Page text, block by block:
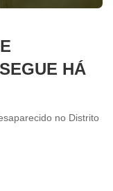
HÁ
no Distrito